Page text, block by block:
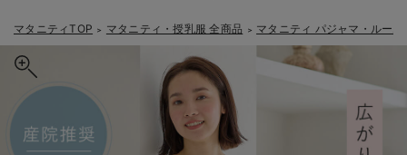
戻る
マタニティウェア全て
戻る
マタニティ 下着・インナー全て
戻る
戻る
マタニティ フォーマル全て
戻る
戻る
マタニティレッグウェア全て
戻る
マタニティ ボディケア全て
戻る
アウトレット全て
戻る
戻る
送料無料アイテム全て
ブラキャミ おまとめ
【37周年祭セール】
気温差別オススメア
マタニティウェア
こだわりの履き心地
出産準備応援割全て
春のマタニティワン
Gift Selection 出産
冬の冷え対策インナ
入院準備の持ち物チ
冬のあったか特集全て
マタニティTOP ＞ マタニティ・授乳服 全商品 ＞ マタニティ パジャマ・ルーム